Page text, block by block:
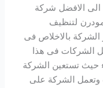
الافضل شركة
لتنظيف
الشركة بالاخلاص فى
الشركات فى هذا
حيث تستعين الشركة
الشركة على